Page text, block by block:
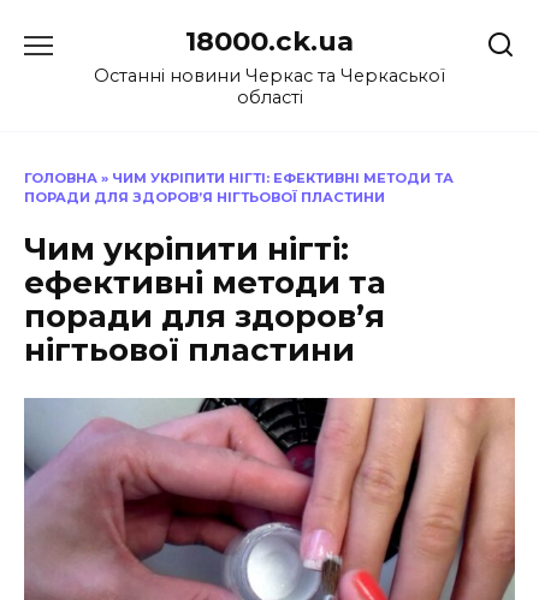
до
18000.ck.ua
Останні новини Черкас та Черкаської
області
ГОЛОВНА » ЧИМ УКРІПИТИ НІГТІ: ЕФЕКТИВНІ МЕТОДИ ТА
ПОРАДИ ДЛЯ ЗДОРОВ’Я НІГТЬОВОЇ ПЛАСТИНИ
Чим укріпити нігті:
ефективні методи та
поради для здоров’я
нігтьової пластини